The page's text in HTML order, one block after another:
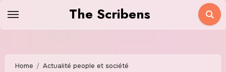
The Scribens
Home
Actualité people et société